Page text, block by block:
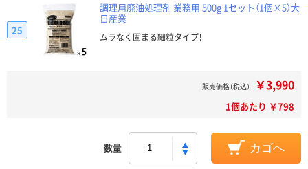
調理用廃油処理剤 業務用 500g 1セット（1個×5）大
日産業
ムラなく固まる細粒タイプ！
25
販売価格（税込） ￥3,990
1個あたり ￥798
数量 カゴへ